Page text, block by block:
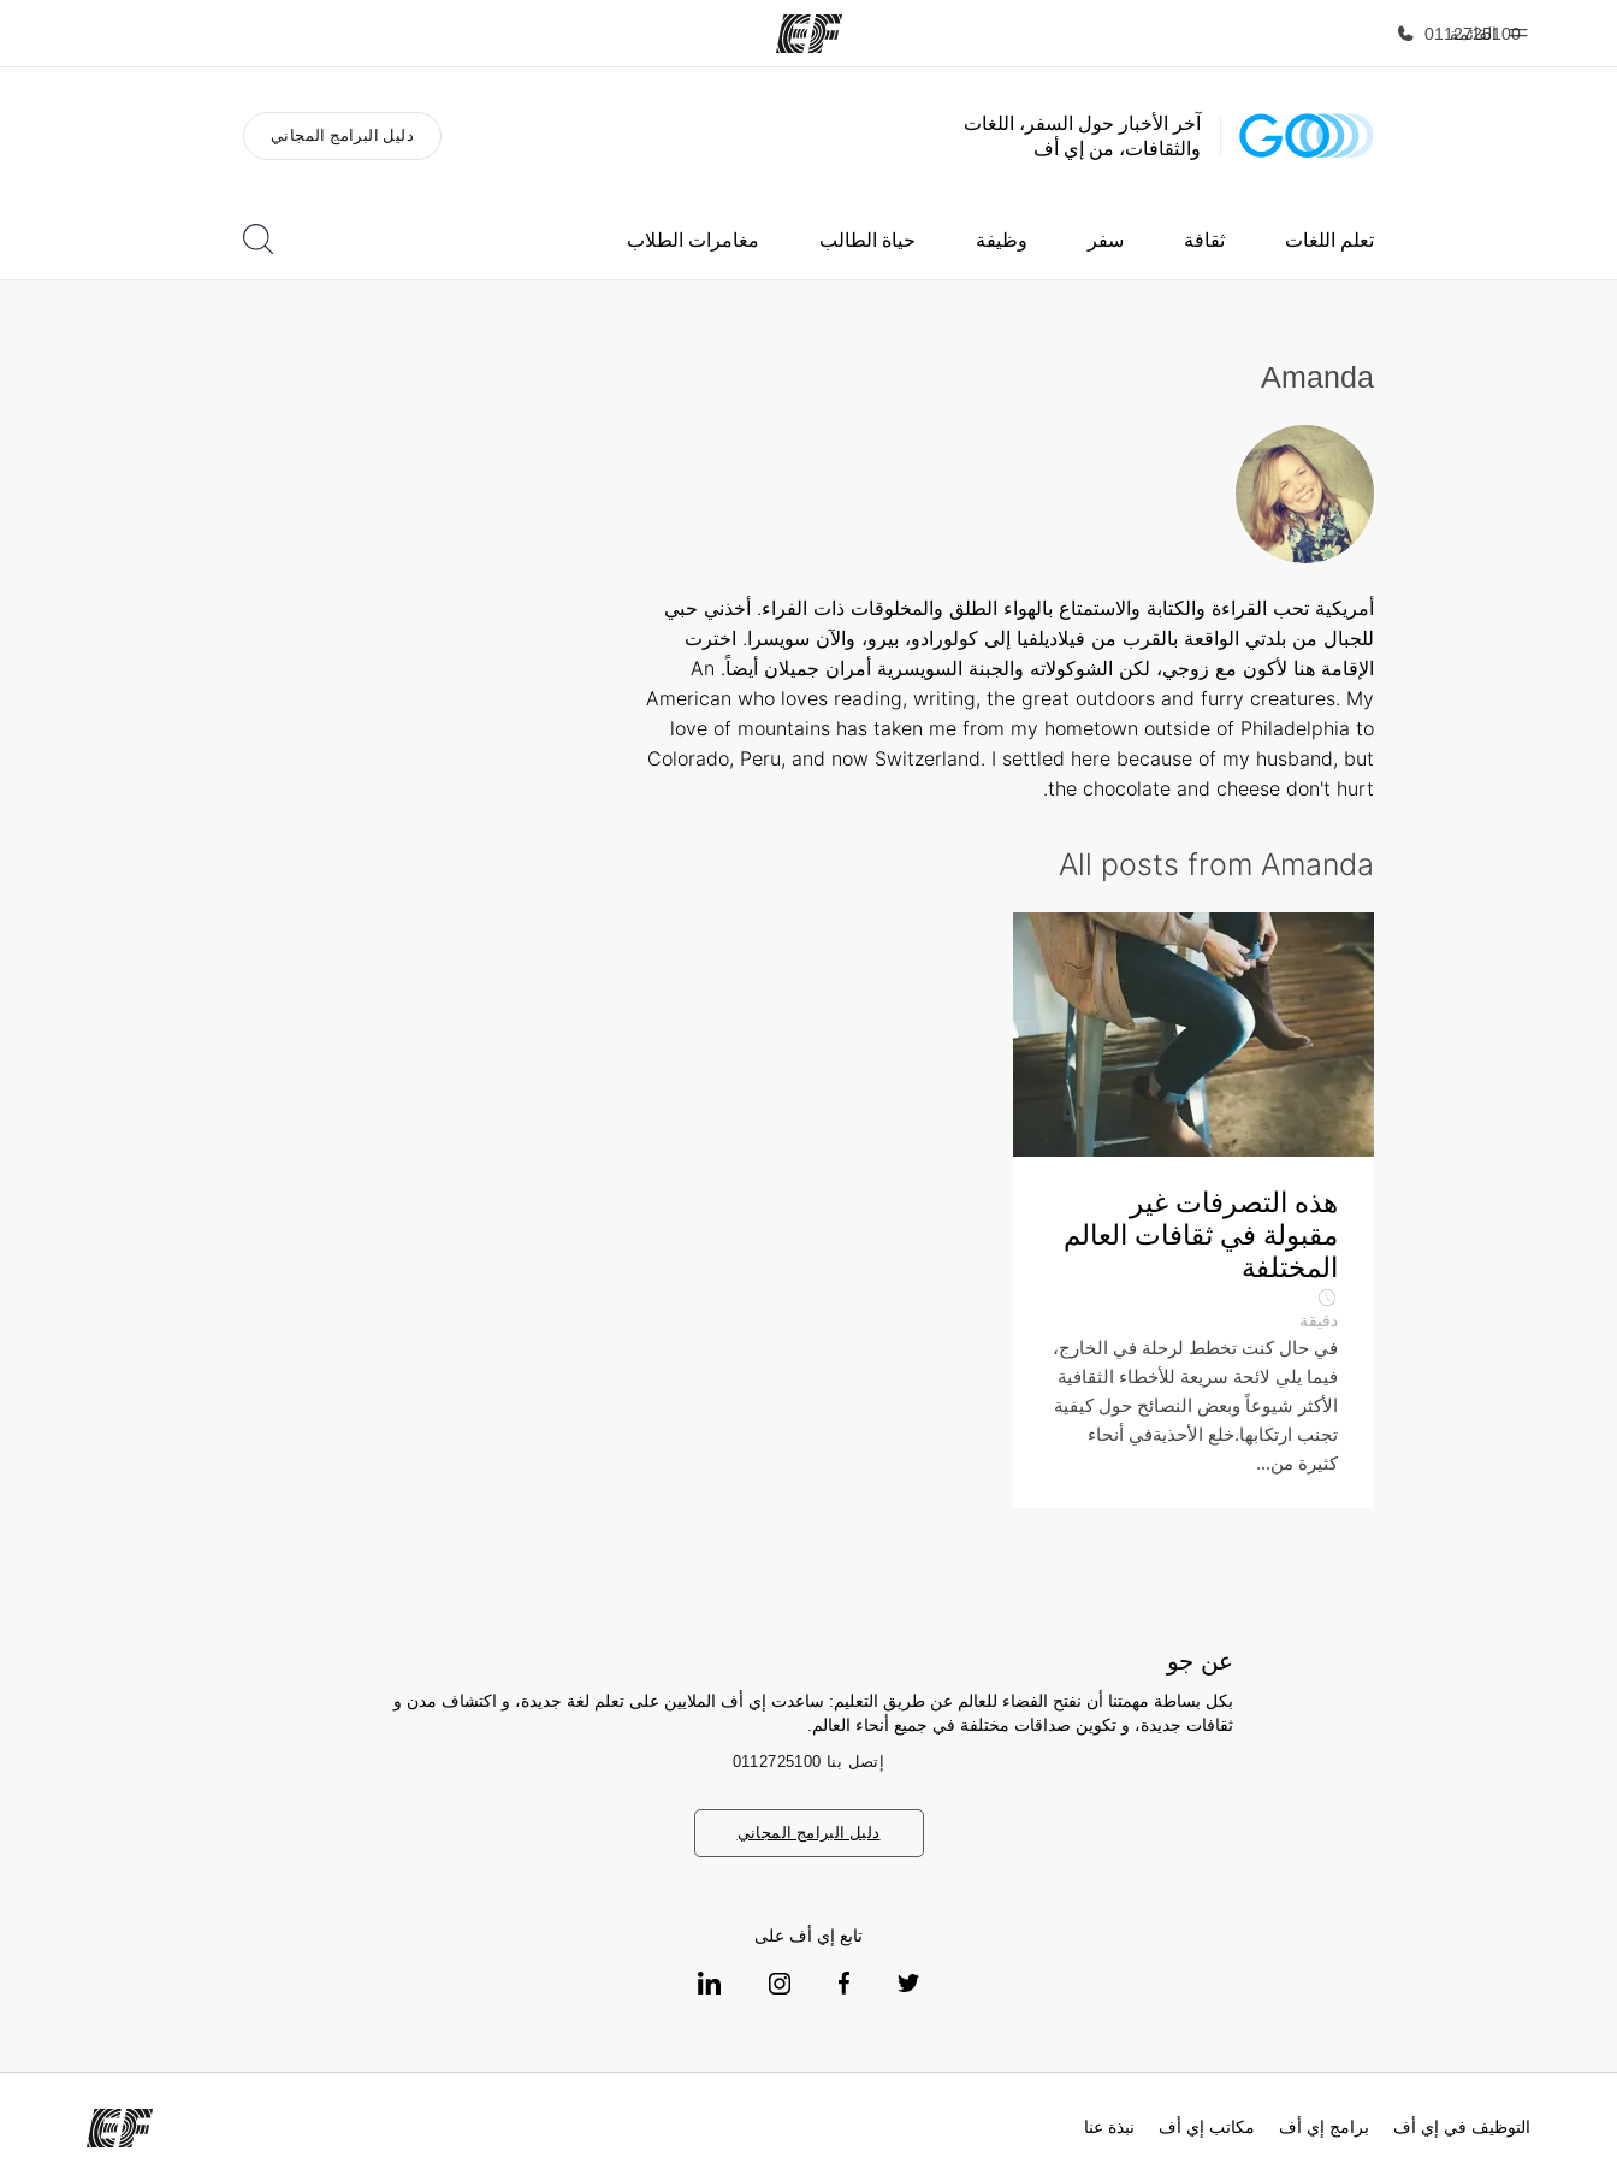
القائمة
0112725100
الصفحة الرئيسية برامج وظائف
آخر الأخبار حول السفر، اللغات
والثقافات، من إي أف
دليل البرامج المجاني
تعلم اللغات ثقافة سفر وظيفة حياة الطالب مغامرات الطلاب
Amanda
أمريكية تحب القراءة والكتابة والاستمتاع بالهواء الطلق والمخلوقات ذات الفراء. أخذني حبي
للجبال من بلدتي الواقعة بالقرب من فيلاديلفيا إلى كولورادو، بيرو، والآن سويسرا. اخترت
الإقامة هنا لأكون مع زوجي، لكن الشوكولاته والجبنة السويسرية أمران جميلان أيضاً. An
American who loves reading, writing, the great outdoors and furry creatures. My
love of mountains has taken me from my hometown outside of Philadelphia to
Colorado, Peru, and now Switzerland. I settled here because of my husband, but
the chocolate and cheese don't hurt.
All posts from Amanda
هذه التصرفات غير
مقبولة في ثقافات العالم
المختلفة
دقيقة
في حال كنت تخطط لرحلة في الخارج،
فيما يلي لائحة سريعة للأخطاء الثقافية
الأكثر شيوعاً وبعض النصائح حول كيفية
تجنب ارتكابها.خلع الأحذيةفي أنحاء
كثيرة من...
عن جو
بكل بساطة مهمتنا أن نفتح الفضاء للعالم عن طريق التعليم: ساعدت إي أف الملايين على تعلم لغة جديدة، و اكتشاف مدن و
ثقافات جديدة، و تكوين صداقات مختلفة في جميع أنحاء العالم.
إتصل بنا 0112725100
دليل البرامج المجاني
تابع إي أف على
نبذة عنا مكاتب إي أف برامج إي أف التوظيف في إي أف